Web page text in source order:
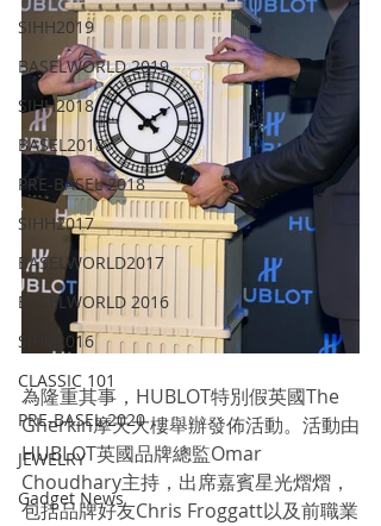
SIHH2019
BASELWORLD 2019
SIHH2018
BASEL2018
PRE-BASEL 2018
SIHH2017
BASELWORLD2017
BASELWORLD 2016
SIHH2016
CLASSIC 101
PRE-BASEL 2020
JEWELRY
Gadget News
為隆重其事，HUBLOT特別假英國The
Gherkin摩天大樓舉辦發佈活動。活動由
HUBLOT英國品牌總監Omar
Choudhary主持，出席嘉賓星光熠熠，
包括品牌好友Chris Froggatt以及前職業